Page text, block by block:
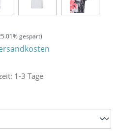
gespart)
1-3 Tage